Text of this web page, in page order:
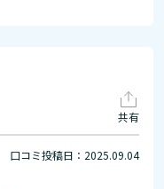
共有
口コミ投稿日：2025.09.04